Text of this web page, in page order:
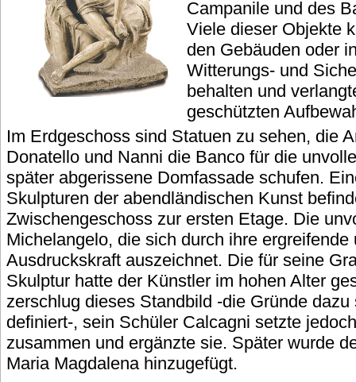
Campanile und des
Viele dieser Objekte
den Gebäuden oder
Witterungs- und
behalten und
geschützten
Im Erdgeschoss sind Statuen zu sehen, die
Donatello und Nanni die Banco für die
später abgerissene Domfassade schufen.
Skulpturen der abendländischen Kunst
Zwischengeschoss zur ersten Etage. Die
Michelangelo, die sich durch ihre ergreifende
Ausdruckskraft auszeichnet. Die für seine
Skulptur hatte der Künstler im hohen Alter
zerschlug dieses Standbild -die Gründe
definiert-, sein Schüler Calcagni setzte
zusammen und ergänzte sie. Später wurde
Maria Magdalena hinzugefügt.